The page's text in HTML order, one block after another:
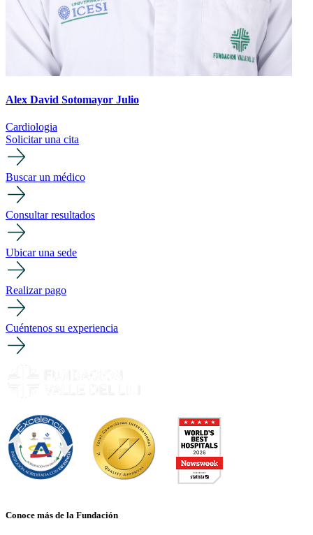
Alex David Sotomayor Julio
Cardiologia
Solicitar una cita
Buscar un médico
Consultar resultados
Ubicar una sede
Realizar pago
Cuéntenos su experiencia
Conoce más de la Fundación